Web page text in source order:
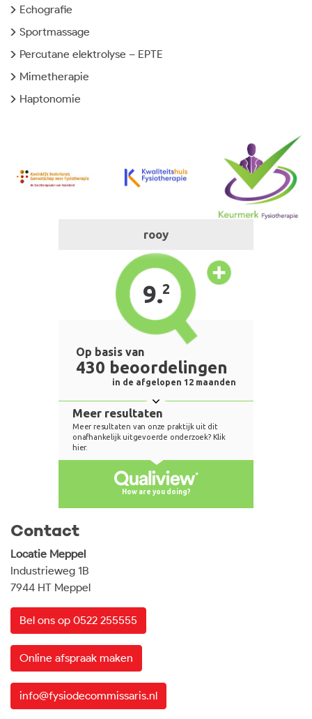
Echografie
Sportmassage
Percutane elektrolyse – EPTE
Mimetherapie
Haptonomie
Contact
Locatie Meppel
Industrieweg 1B
7944 HT Meppel
Bel ons op 0522 255555
Online afspraak maken
info@fysiodecommissaris.nl